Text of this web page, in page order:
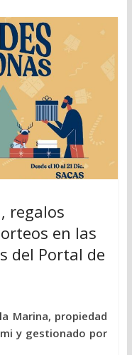
regalos
en las
del Portal de
Marina, propiedad
y gestionado por